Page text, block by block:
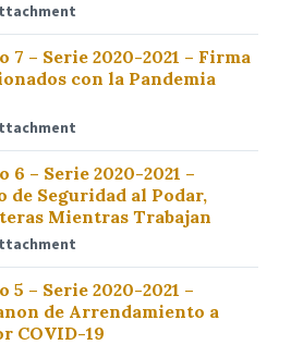
7 – Serie 2020-2021 – Firma
con la Pandemia
– Serie 2020-2021 –
Seguridad al Podar,
Mientras Trabajan
– Serie 2020-2021 –
de Arrendamiento a
COVID-19